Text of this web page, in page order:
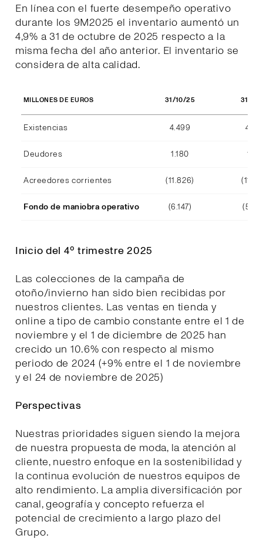
En línea con el fuerte desempeño operativo
durante los 9M2025 el inventario aumentó un
4,9% a 31 de octubre de 2025 respecto a la
misma fecha del año anterior. El inventario se
considera de alta calidad.
MILLONES DE EUROS 31/10/25 31/
Existencias 4.499
Deudores 1.180
Acreedores corrientes (11.826)
Fondo de maniobra operativo (6.147)
Inicio del 4º trimestre 2025
Las colecciones de la campaña de
otoño/invierno han sido bien recibidas por
nuestros clientes. Las ventas en tienda y
online a tipo de cambio constante entre el 1 de
noviembre y el 1 de diciembre de 2025 han
crecido un 10.6% con respecto al mismo
periodo de 2024 (+9% entre el 1 de noviembre
y el 24 de noviembre de 2025)
Perspectivas
Nuestras prioridades siguen siendo la mejora
de nuestra propuesta de moda, la atención al
cliente, nuestro enfoque en la sostenibilidad y
la continua evolución de nuestros equipos de
alto rendimiento. La amplia diversificación por
canal, geografía y concepto refuerza el
potencial de crecimiento a largo plazo del
Grupo.